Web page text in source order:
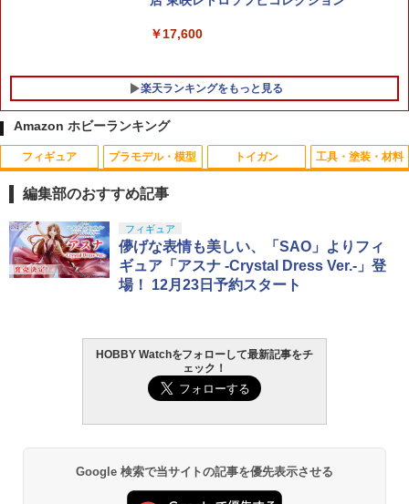
￥17,600
楽天ランキングをもっと見る
1
COWCOW TECHNOLOGY ノッカーロ
ックスプリング Hi-CAPA/1911◆ハイキ
ャパ5.1/4.3/MEU/1911適合 紛失対策 予
￥230
￥690
3
｜L96SP メール便 対応商品 ポスト投
函 ネコポス ゆうパケット
1
ボディ高調整用5mmOリング(10個) [OP-
1384](JAN：4950344543847)
カラフルボディクリップ 大(5) RE [EG-1
￥275
ボディ保護用スポンジパッド オレンジ10
￥421
Amazon ホビーランキング
フィギュア
1
TAMASHII NATIONS S.H.フィギュアー
ツ（真骨彫製法） 仮面ライダーBLACK
RX 約150mm PVC&ABS&布製 塗装済み
可動フィギュア
タカラトミー(TAKARA TOMY) T-SPAR
K トランスフォーマー ニューレジェンズ
NL-07 サウンドウェーブ 可動フィギュア
プラモデル・模型
1
BANDAI SPIRITS(バンダイ スピリッツ)
30MS SIS-J00 メルンジャ[カラーA] 色
分け済みプラモデル
￥4,200
BANDAI SPIRITS(バンダイ スピリッツ)
機動警察パトレイバー EZY RG 1/48 AV-
98Plus (イングラム・プラス) 色分け済
みプラモデル
トイガン
1
東京マルイ(TOKYO MARUI) No.25 コル
ト ガバメント HG 18歳以上エアーHOP
ハンドガン
￥3,384
東京マルイ (TOKYO MARUI) ガスブロー
バックマシンガン No.14 20式 5.56mm
小銃 18歳以上 ガスブローバック
￥197,900
東京マルイ(TOKYO MARUI) No.21 H&K
工具・塗装・材料
1
LOCTITE(ロックタイト) シールはがし
プレミアム 220ml
￥962
GSIクレオス Mr.トップコート 水性プレ
ミアムトップコートスプレー 光沢 88ml
ホビー用仕上材 B601
￥748
タミヤ クラフトツールシリーズ No.123
編集部のおすすめ記事
フィギュア
儚げな表情も美しい、「SAO」よりフィ
ギュア「アスナ -Crystal Dress Ver.-」登
場！ 12月23日予約スタート
HOBBY Watchをフォローして最新記事をチ
ェック！
Google 検索で当サイトの記事を優先表示させる